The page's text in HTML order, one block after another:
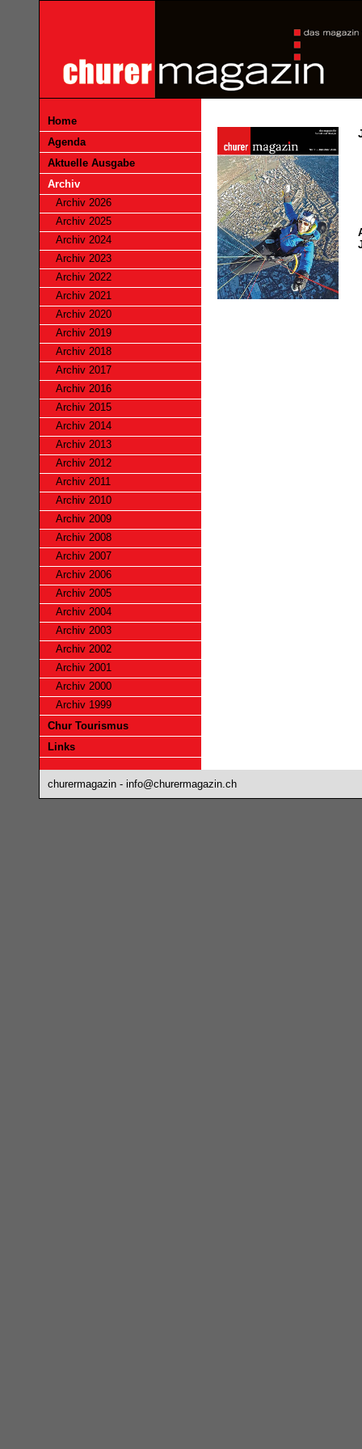
Home
Agenda
Aktuelle Ausgabe
Archiv
Archiv 2026
Archiv 2025
Archiv 2024
Archiv 2023
Archiv 2022
Archiv 2021
Archiv 2020
Archiv 2019
Archiv 2018
Archiv 2017
Archiv 2016
Archiv 2015
Archiv 2014
Archiv 2013
Archiv 2012
Archiv 2011
Archiv 2010
Archiv 2009
Archiv 2008
Archiv 2007
Archiv 2006
Archiv 2005
Archiv 2004
Archiv 2003
Archiv 2002
Archiv 2001
Archiv 2000
Archiv 1999
Chur Tourismus
Links
churermagazin - info@churermagazin.ch